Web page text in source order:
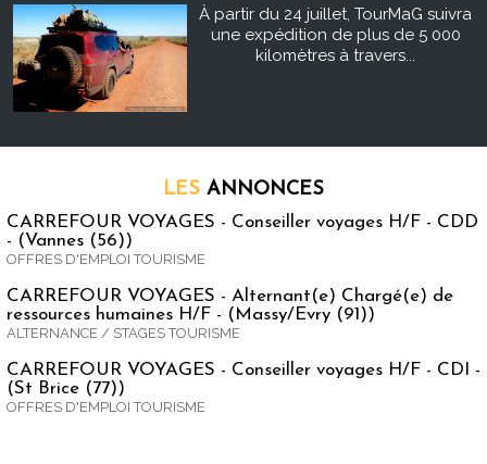
À partir du 24 juillet, TourMaG suivra
une expédition de plus de 5 000
kilomètres à travers...
LES ANNONCES
CARREFOUR VOYAGES - Conseiller voyages H/F - CDD
- (Vannes (56))
OFFRES D'EMPLOI TOURISME
CARREFOUR VOYAGES - Alternant(e) Chargé(e) de
ressources humaines H/F - (Massy/Evry (91))
ALTERNANCE / STAGES TOURISME
CARREFOUR VOYAGES - Conseiller voyages H/F - CDI -
(St Brice (77))
OFFRES D'EMPLOI TOURISME